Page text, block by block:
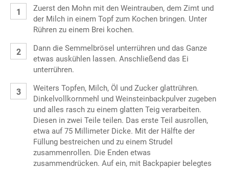
Zuerst den Mohn mit den Weintrauben, dem Zimt und
der Milch in einem Topf zum Kochen bringen. Unter
Rühren zu einem Brei kochen.
Dann die Semmelbrösel unterrühren und das Ganze
etwas auskühlen lassen. Anschließend das Ei
unterrühren.
Weiters Topfen, Milch, Öl und Zucker glattrühren.
Dinkelvollkornmehl und Weinsteinbackpulver zugeben
und alles rasch zu einem glatten Teig verarbeiten.
Diesen in zwei Teile teilen. Das erste Teil ausrollen,
etwa auf 75 Millimeter Dicke. Mit der Hälfte der
Füllung bestreichen und zu einem Strudel
zusammenrollen. Die Enden etwas
zusammendrücken. Auf ein, mit Backpapier belegtes